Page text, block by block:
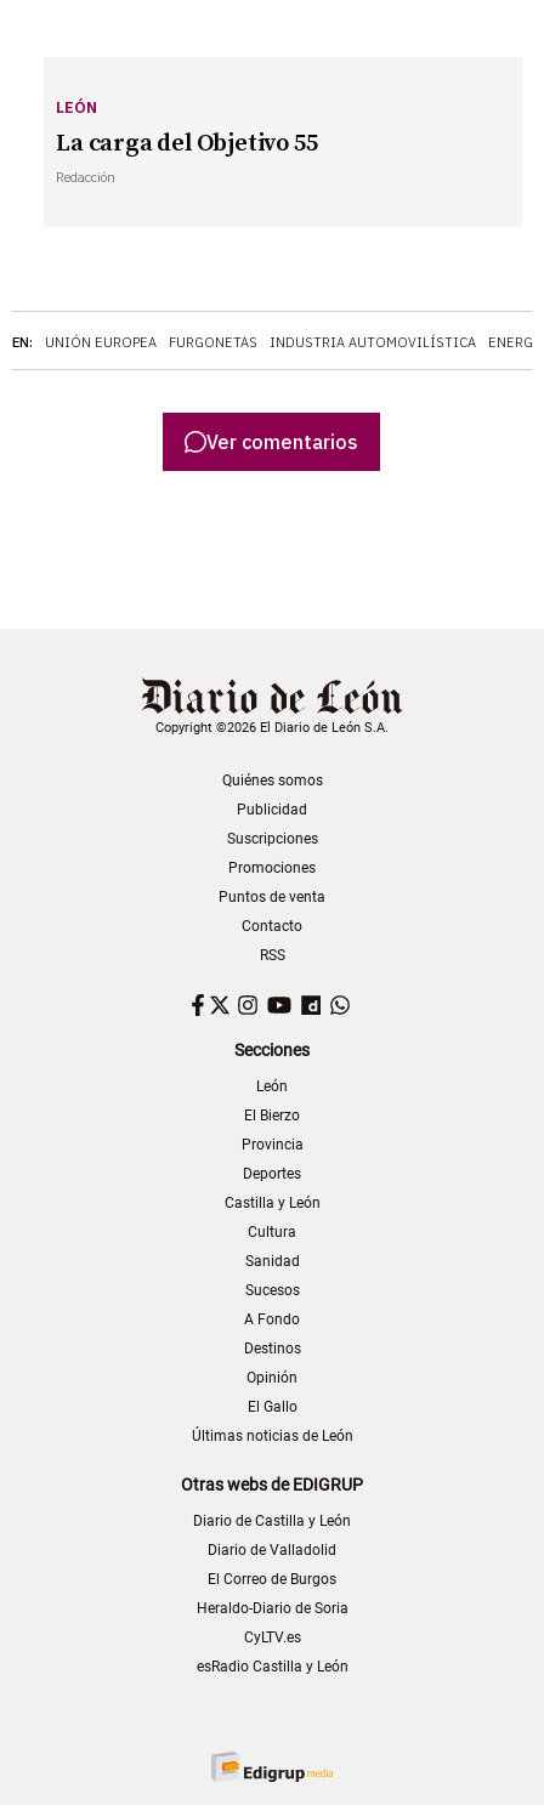
EN: UNIÓN EUROPEA FURGONETAS INDUSTRIA AUTOMOVILÍSTICA
LEÓN
La carga del Objetivo 55
Redacción
Ver comentarios
Copyright ©2026 El Diario de León S.A.
Quiénes somos
Publicidad
Suscripciones
Promociones
Puntos de venta
Contacto
RSS
Facebook
TwitterInstagram
YouTubeDailymotion
Secciones
León
El Bierzo
Provincia
Deportes
Castilla y León
Cultura
Sanidad
Sucesos
A Fondo
Destinos
Opinión
El Gallo
Últimas noticias de León
Otras webs de EDIGRUP
Diario de Castilla y León
Diario de Valladolid
El Correo de Burgos
Heraldo-Diario de Soria
CyLTV.es
esRadio Castilla y León